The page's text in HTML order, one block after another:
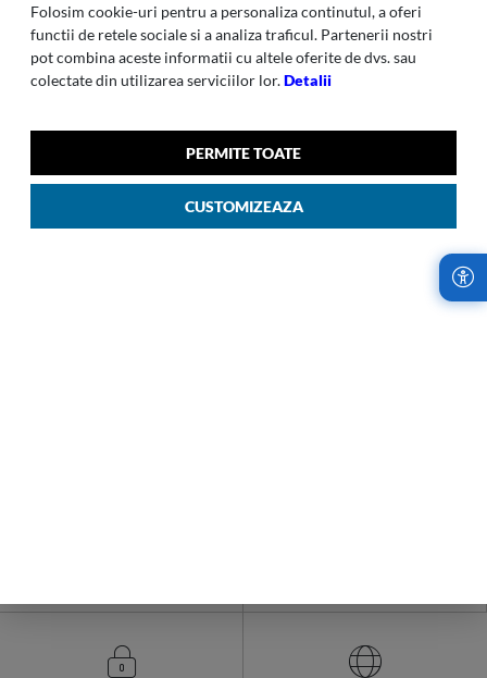
Folosim cookie-uri pentru a personaliza continutul, a oferi
functii de retele sociale si a analiza traficul. Partenerii nostri
pot combina aceste informatii cu altele oferite de dvs. sau
colectate din utilizarea serviciilor lor.Detalii
PERMITE TOATE
CUSTOMIZEAZA
RESPARK
67/24 Cm Ozone Negru
RESPARK
67/24 Cm Albastru Inchis
1.46900